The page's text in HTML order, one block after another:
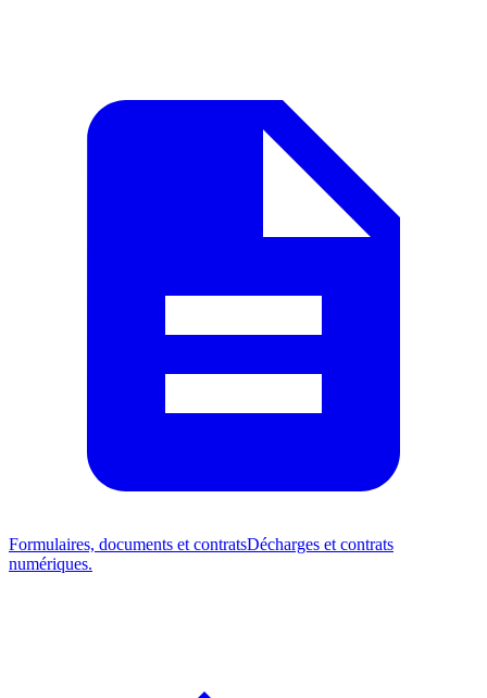
Formulaires, documents et contratsDécharges et contrats
numériques.